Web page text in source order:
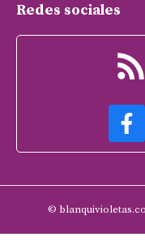
Redes sociales
©